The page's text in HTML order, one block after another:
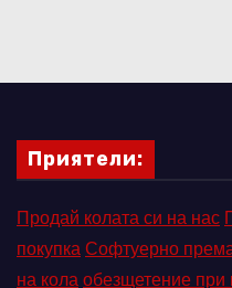
Приятели:
Продай колата си на нас
покупкаСофтуерно
на колаобезщетение при